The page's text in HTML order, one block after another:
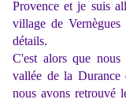
Provence et je suis
village de
détails.
C'est alors que
vallée de la Durance
nous avons retrouvé